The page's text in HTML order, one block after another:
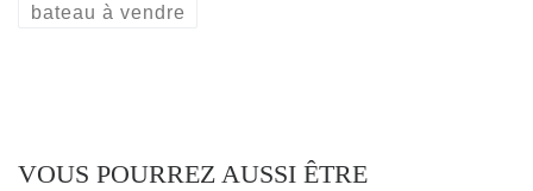
bateau à vendre
VOUS POURREZ AUSSI ÊTRE